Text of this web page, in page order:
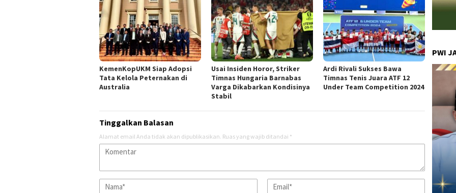
KemenKopUKM Siap Adopsi
Tata Kelola Peternakan di
Australia
Usai Insiden Horor, Striker
Timnas Hungaria Barnabas
Varga Dikabarkan Kondisinya
Stabil
Ardi Rivali Sukses Bawa
Timnas Tenis Juara ATF 12
Under Team Competition 2024
Tinggalkan Balasan
Alamat email Anda tidak akan dipublikasikan. Ruas yang wajib ditandai *
PWI